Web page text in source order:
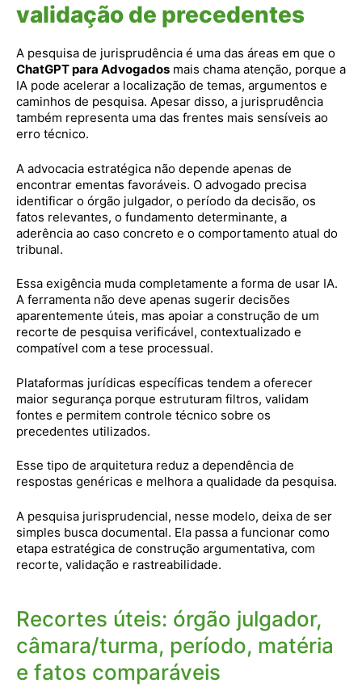
validação de precedentes
A pesquisa de jurisprudência é uma das áreas em que o
ChatGPT para Advogados mais chama atenção, porque a
IA pode acelerar a localização de temas, argumentos e
caminhos de pesquisa. Apesar disso, a jurisprudência
também representa uma das frentes mais sensíveis ao
erro técnico.
A advocacia estratégica não depende apenas de
encontrar ementas favoráveis. O advogado precisa
identificar o órgão julgador, o período da decisão, os
fatos relevantes, o fundamento determinante, a
aderência ao caso concreto e o comportamento atual do
tribunal.
Essa exigência muda completamente a forma de usar IA.
A ferramenta não deve apenas sugerir decisões
aparentemente úteis, mas apoiar a construção de um
recorte de pesquisa verificável, contextualizado e
compatível com a tese processual.
Plataformas jurídicas específicas tendem a oferecer
maior segurança porque estruturam filtros, validam
fontes e permitem controle técnico sobre os
precedentes utilizados.
Esse tipo de arquitetura reduz a dependência de
respostas genéricas e melhora a qualidade da pesquisa.
A pesquisa jurisprudencial, nesse modelo, deixa de ser
simples busca documental. Ela passa a funcionar como
etapa estratégica de construção argumentativa, com
recorte, validação e rastreabilidade.
Recortes úteis: órgão julgador,
câmara/turma, período, matéria
e fatos comparáveis